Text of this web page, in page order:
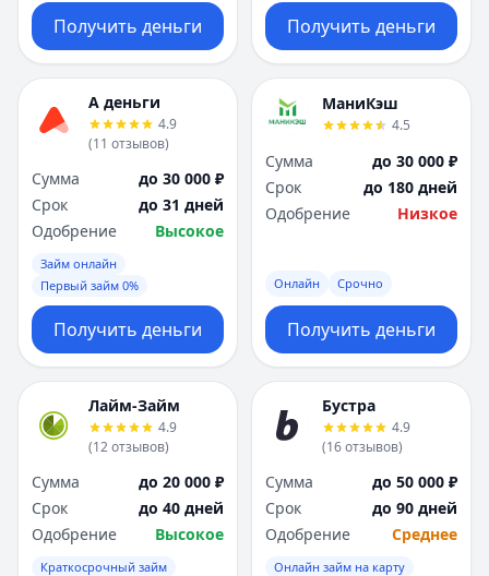
Получить деньги Получить деньги
А деньги
4.9
(11 отзывов)
Сумма
до 30 000 ₽
Срок
до 31 дней
Одобрение
Высокое
Займ онлайн
Первый займ 0%
Получить деньги
МаниКэш
4.5
Сумма
до 30 000 ₽
Срок
до 180 дней
Одобрение
Низкое
Онлайн Срочно
Получить деньги
Лайм-Займ
4.9
(12отзывов)
Сумма
до 20 000 ₽
Срок
до 40 дней
Одобрение
Высокое
Краткосрочный займ
Бустра
4.9
(16отзывов)
Сумма
до 50 000 ₽
Срок
до 90 дней
Одобрение
Среднее
Онлайн займ на карту